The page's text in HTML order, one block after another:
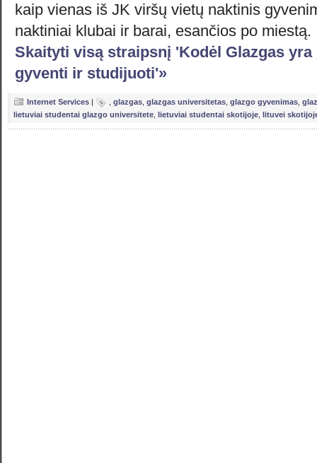
kaip vienas iš JK viršų vietų naktinis
naktiniai klubai ir barai, esančios po miestą.
Skaityti visą straipsnį 'Kodėl Glazgas
gyventi ir studijuoti'»
Internet Services | glazgas glazgas universitetas glazgo gyvenimas
lietuviai studentai glazgo universitete lietuviai studentai skotijoje lituvei